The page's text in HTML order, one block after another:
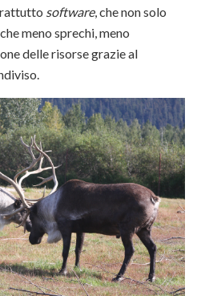
software, che non solo
meno sprechi, meno
delle risorse grazie al